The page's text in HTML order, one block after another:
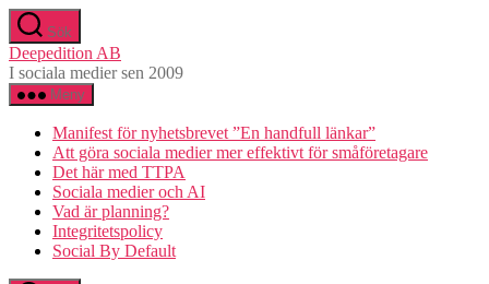
Hoppa
till
innehåll
Sök
Deepedition AB
I sociala medier sen 2009
Meny
Manifest för nyhetsbrevet ”En handfull länkar”
Att göra sociala medier mer effektivt för småföretagare
Det här med TTPA
Sociala medier och AI
Vad är planning?
Integritetspolicy
Social By Default